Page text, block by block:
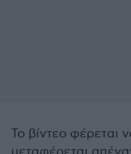
Το βίντεο φέρεται